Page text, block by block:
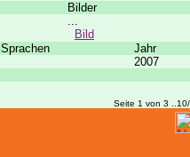
Bilder
...
Bild
Sprachen
Jahr
2007
Seite 1 von 3